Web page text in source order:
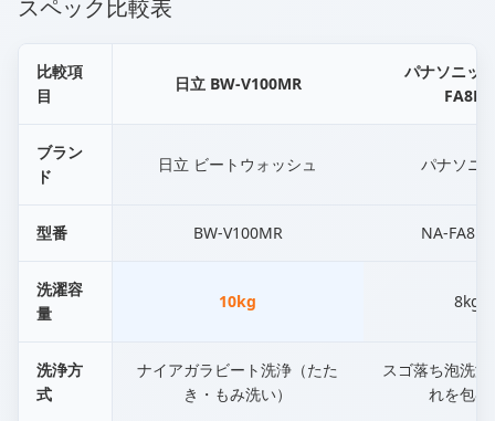
スペック比較表
比較項
目
日立 BW-V100MR
パナソニッ
FA8K5
ブラン
ド
日立 ビートウォッシュ パナソニ
型番 BW-V100MR NA-
洗濯容
量
10kg 8kg
洗浄方
式
ナイアガラビート洗浄（たた
き・もみ洗い）
スゴ落ち泡洗
れを包む